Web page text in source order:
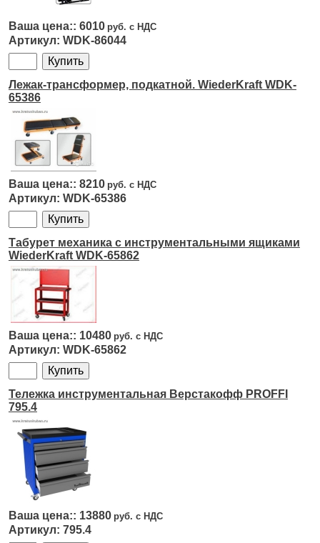
6010
WDK-86044
Лежак-трансформер, подкатной. WiederKraft WDK-
65386
8210
WDK-65386
Табурет механика с инструментальными ящиками
WiederKraft WDK-65862
10480
WDK-65862
Тележка инструментальная Верстакофф PROFFI
795.4
13880
795.4